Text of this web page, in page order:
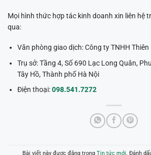
Mọi hình thức hợp tác kinh doanh xin liên hệ
qua:
Văn phòng giao dịch: Công ty TNHH Thiên
Trụ sở: Tầng 4, Số 690 Lạc Long Quân,
Tây Hồ, Thành phố Hà Nội
Điện thoại:098.541.7272
Bài viết này được đăng trong Tin tức mới. Đánh